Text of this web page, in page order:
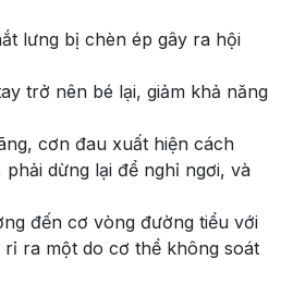
lưng bị chèn ép gây ra hội
trở nên bé lại, giảm khả năng
cơn đau xuất hiện cách
dừng lại để nghỉ ngơi, và
đến cơ vòng đường tiểu với
ra một do cơ thể không soát